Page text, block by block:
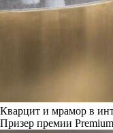
Кварцит и мрамор в
Призер премии